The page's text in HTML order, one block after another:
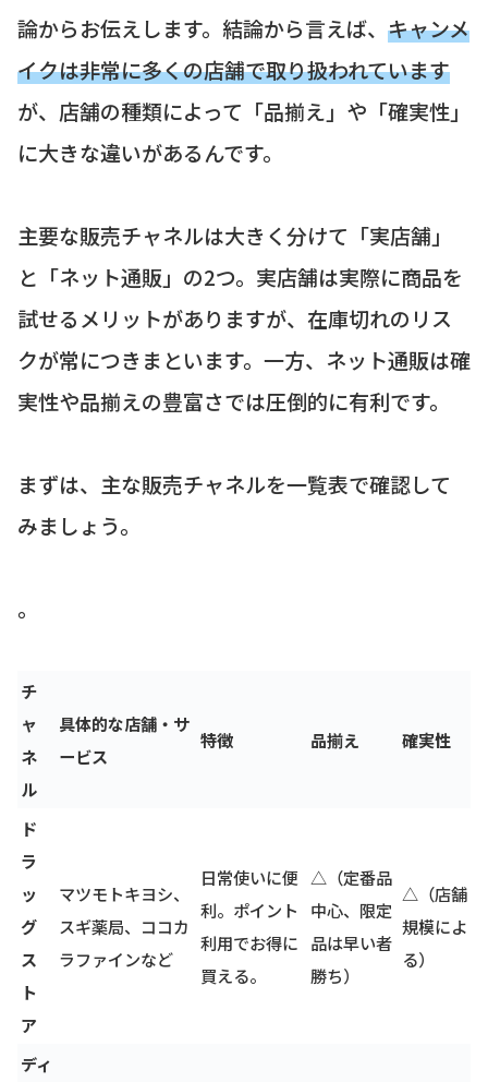
論からお伝えします。結論から言えば、 キャンメ
イクは非常に多くの店舗で取り扱われています
が、店舗の種類によって「品揃え」や「確実性」
に大きな違いがあるんです。
主要な販売チャネルは大きく分けて「実店舗」
と「ネット通販」の2つ。実店舗は実際に商品を
試せるメリットがありますが、在庫切れのリス
クが常につきまといます。一方、ネット通販は確
実性や品揃えの豊富さでは圧倒的に有利です。
まずは、主な販売チャネルを一覧表で確認して
みましょう。
。
チ
ャ
ネ
ル
具体的な店舗・サ
ービス
特徴 品揃え 確実性
ド
ラ
ッ
グ
ス
ト
ア
マツモトキヨシ、
スギ薬局、ココカ
ラファインなど
日常使いに便
利。ポイント
利用でお得に
買える。
△（定番品
中心、限定
品は早い者
勝ち）
△（店舗
規模によ
る）
ディ